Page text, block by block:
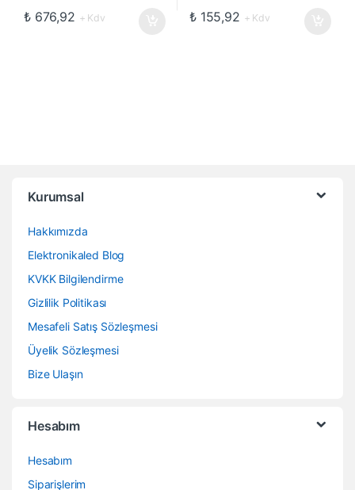
₺676,92 + Kdv ₺155,92 + Kdv
Kurumsal
Hakkımızda
Elektronikaled Blog
KVKK Bilgilendirme
Gizlilik Politikası
Mesafeli Satış Sözleşmesi
Üyelik Sözleşmesi
Bize Ulaşın
Hesabım
Hesabım
Siparişlerim